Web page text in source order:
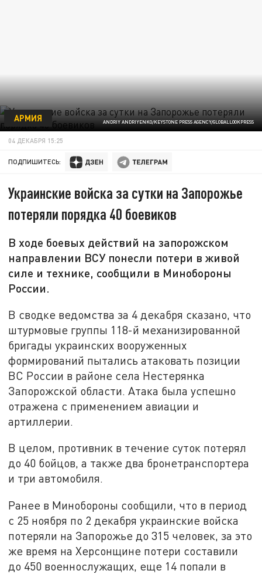
ANDRIY ANDRIYENKO/KEYSTONE PRESS AGENCY/GLOBALLOOKPRESS
АРМИЯ
04 ДЕКАБРЯ 15:25
ПОДПИШИТЕСЬ:
Украинские войска за сутки на Запорожье
потеряли порядка 40 боевиков
В ходе боевых действий на запорожском
направлении ВСУ понесли потери в живой
силе и технике, сообщили в Минобороны
России.
В сводке ведомства за 4 декабря сказано, что
штурмовые группы 118-й механизированной
бригады украинских вооруженных
формирований пытались атаковать позиции
ВС России в районе села Нестерянка
Запорожской области. Атака была успешно
отражена с применением авиации и
артиллерии.
В целом, противник в течение суток потерял
до 40 бойцов, а также два бронетранспортера
и три автомобиля.
Ранее в Минобороны сообщили, что в период
с 25 ноября по 2 декабря украинские войска
потеряли на Запорожье до 315 человек, за это
же время на Херсонщине потери составили
до 450 военнослужащих, еще 14 попали в